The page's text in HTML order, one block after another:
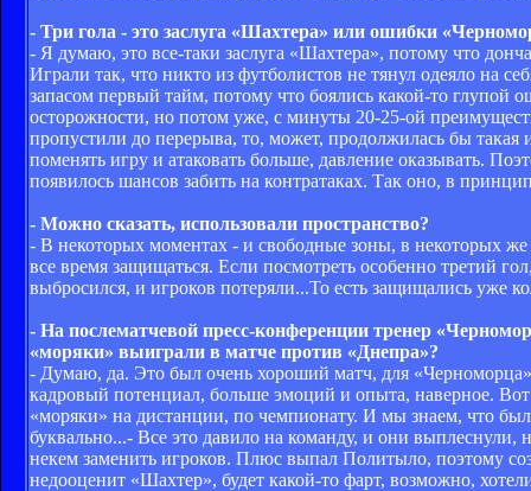
- Три гола - это заслуга «Шахтера» или ошибки
- Я думаю, это все-таки заслуга «Шахтера», потому что
Играли так, что никто из футболистов не тянул одеяло на
запасом первый тайм, потому что боялись какой-то глупой
осторожности, но потом уже, с минуты 20-25-ой
пропустили до перерыва, то, может, продолжилась бы такая
поменять игру и атаковать больше, давление оказывать.
появилось шансов забить на контратаках. Так оно, в
- Можно сказать, использовали пространство?
- В некоторых моментах - и свободные зоны, в некоторых
все время защищаться. Если посмотреть особенно третий
выбросился, и игроков потеряли...То есть защищались уже
- На послематчевой пресс-конференции тренер
«моряки» выиграли в матче против «Днепра»?
- Думаю, да. Это был очень хороший матч, для
кадровый потенциал, больше эмоций и опыта, наверное.
«моряки» на дистанции, по чемпионату. И мы знаем, что
буквально...- Все это давило на команду, и они
некем заменить игроков. Плюс выпал Политыло, поэтому
недооценит «Шахтер», будет какой-то фарт, возможно,